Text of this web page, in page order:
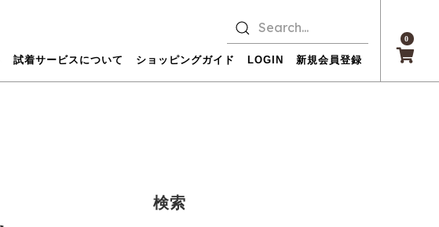
試着サービスについて ショッピングガイド LOGIN 新規会員登録
0
検索